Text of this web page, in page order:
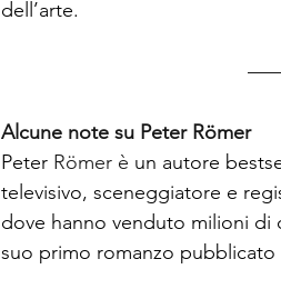
dell’arte.
Alcune note su Peter Römer
Peter Römer è un autore
televisivo, sceneggiatore e
dove hanno venduto milioni di
suo primo romanzo pubblicato